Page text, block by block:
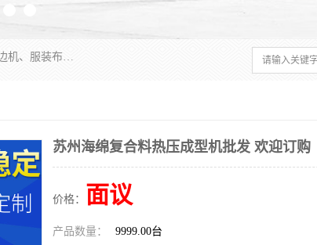
常州联宇机电自动化科技有限公司主营产品：pvc塑料焊机、高频热合机、软膜天花压边机、服装布料凹凸压花机、布料3d压印设备、服装植胶设备、超声波布料花边机、无纺布热合机、全自动压花机。
苏州海绵复合料热压成型机批发 欢迎订购
价格： 面议
产品数量： 9999.00台